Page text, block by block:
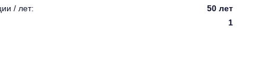
/ лет:
50 лет
1